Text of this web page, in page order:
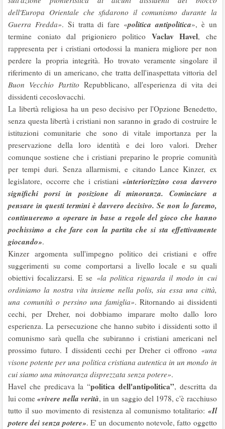
dell'Europa Orientale che sfidarono il comunismo durante la
Guerra Fredda». Si tratta di fare «politica antipolitica», è un
termine coniato dal prigioniero politico Vaclav Havel, che
rappresenta per i cristiani ortodossi la maniera migliore per non
perdere la propria integrità. Ho trovato veramente singolare il
riferimento di un americano, che tratta dell'inaspettata vittoria del
Buon Vecchio Partito Repubblicano, all'esperienza di vita dei
dissidenti cecoslovacchi.
La libertà religiosa ha un peso decisivo per l'Opzione Benedetto,
senza questa libertà i cristiani non saranno in grado di costruire le
istituzioni comunitarie che sono di vitale importanza per la
preservazione della loro identità e dei loro valori. Dreher
comunque sostiene che i cristiani preparino le proprie comunità
per tempi duri. Senza allarmismi, e citando Lance Kinzer, ex
legislatore, occorre che i cristiani «interiorizzino cosa davvero
significhi porsi in posizione di minoranza. Cominciare a
pensare in questi termini è davvero decisivo. Se non lo faremo,
continueremo a operare in base a regole del gioco che hanno
pochissimo a che fare con la partita che si sta effettivamente
giocando».
Kinzer argomenta sull'impegno politico dei cristiani e offre
suggerimenti su come comportarsi a livello locale e su quali
obiettivi focalizzarsi. E se «la politica riguarda il modo in cui
ordiniamo la nostra vita insieme nella polis, sia essa una città,
una comunità o persino una famiglia». Ritornando ai dissidenti
cechi, per Dreher, noi dobbiamo imparare molto dallo loro
esperienza. La persecuzione che hanno subito i dissidenti sotto il
comunismo sarà quella che subiranno i cristiani americani nel
prossimo futuro. I dissidenti cechi per Dreher ci offrono «una
visone potente per una politica cristiana autentica in un mondo in
cui siamo una minoranza disprezzata senza potere».
Havel che predicava la “politica dell'antipolitica”, descritta da
lui come«vivere nella verità, in un saggio del 1978, c'è racchiuso
tutto il suo movimento di resistenza al comunismo totalitario: «Il
potere dei senza potere». E' un documento notevole, fatto oggetto